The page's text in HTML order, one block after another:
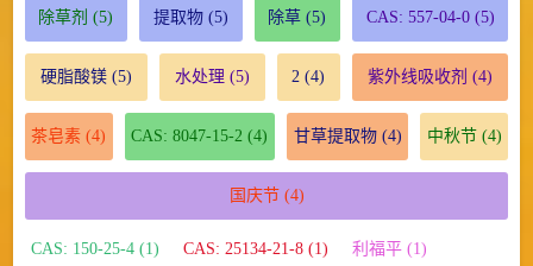
除草剂 (5) 提取物(5) 除草 (5) CAS: 557-04-0(5)
硬脂酸镁(5) 水处理 (5) 2 (4) 紫外线吸收剂 (4)
茶皂素 (4) CAS: 8047-15-2 (4) 甘草提取物(4) 中秋节(4)
国庆节(4)
CAS: 150-25-4 (1) CAS: 25134-21-8 (1) 利福平 (1)